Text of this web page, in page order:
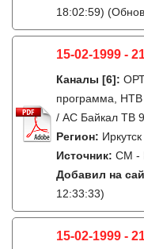
18:02:59)
15-02-1999 -
Каналы [6]:
программа,
/ АС Байкал ТВ 9
Регион: Иркутск
Источник: СМ -
Добавил на
12:33:33)
15-02-1999 -